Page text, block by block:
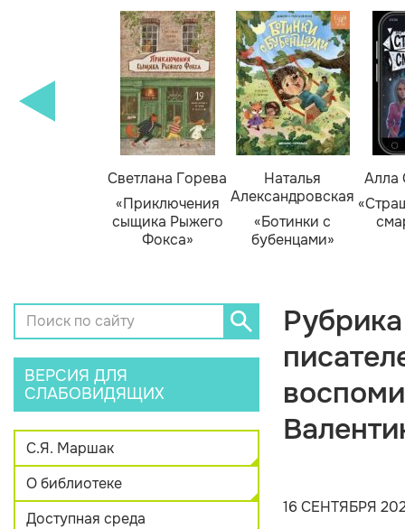
Светлана Горева
«Приключения
сыщика Рыжего
Фокса»
Наталья
Александровская
«Ботинки с
бубенцами»
Алла
ВЕРСИЯ ДЛЯ
СЛАБОВИДЯЩИХ
С.Я. Маршак
О библиотеке
Доступная среда
16 СЕНТЯБРЯ